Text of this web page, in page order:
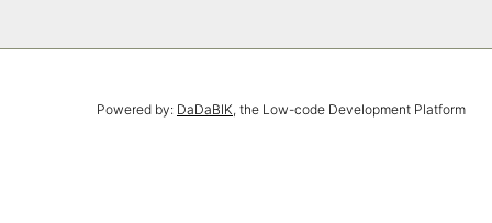
Powered by: DaDaBIK, the Low-code Development Platform